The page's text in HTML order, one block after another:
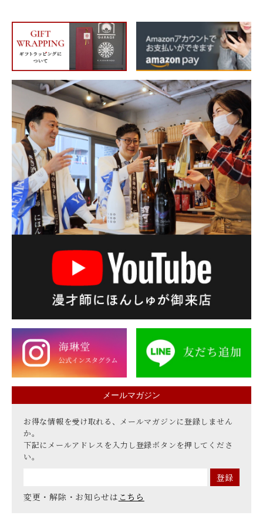
メールマガジン
お得な情報を受け取れる、メールマガジンに登録しません
か。
下記にメールアドレスを入力し登録ボタンを押してくださ
い。
変更・解除・お知らせは こちら